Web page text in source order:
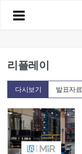
리플레이
다시보기 발표자료